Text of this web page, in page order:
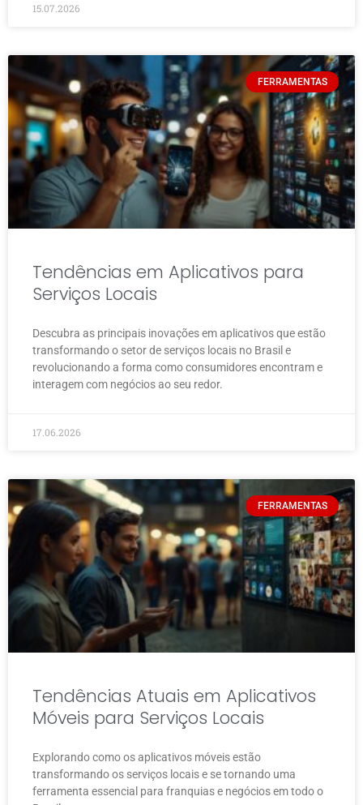
15.07.2026
FERRAMENTAS
Tendências em Aplicativos para
Serviços Locais
Descubra as principais inovações em aplicativos que estão
transformando o setor de serviços locais no Brasil e
revolucionando a forma como consumidores encontram e
interagem com negócios ao seu redor.
17.06.2026
FERRAMENTAS
Tendências Atuais em Aplicativos
Móveis para Serviços Locais
Explorando como os aplicativos móveis estão
transformando os serviços locais e se tornando uma
ferramenta essencial para franquias e negócios em todo o